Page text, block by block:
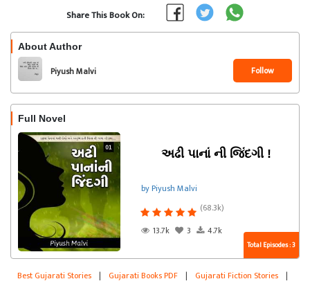
Share This Book On:
About Author
Piyush Malvi Follow
Full Novel
અઢી પાનાં ની જિંદગી !
by Piyush Malvi
(68.3k)
13.7k
3 4.7k
Total Episodes : 3
Best Gujarati Stories | Gujarati Books PDF | Gujarati Fiction Stories |